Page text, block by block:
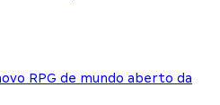
RPG de mundo aberto da